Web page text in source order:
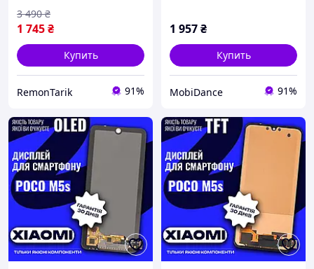
1 745₴
3 490 ₴
Купить
RemonTarik 91%
1 957₴
Купить
MobiDance 91%